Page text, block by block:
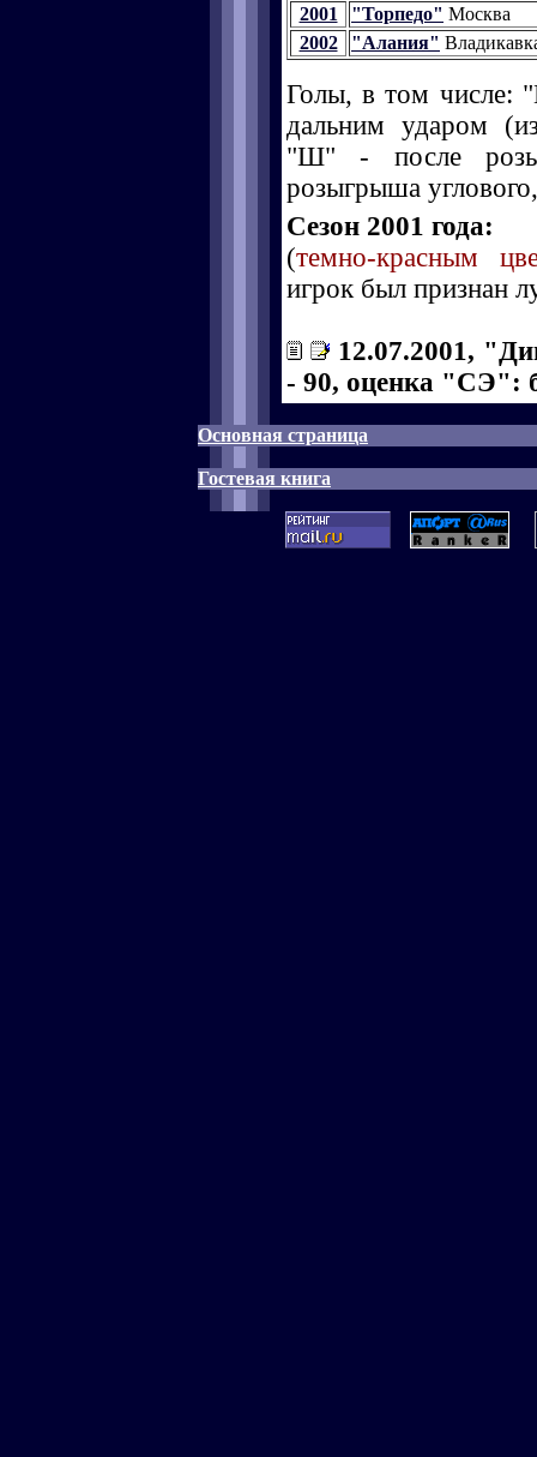
2001
"Торпедо" Москва
2002
"Алания"
Голы, в том числе:
дальним ударом
"Ш" - после
розыгрыша
Сезон 2001 года:
(темно-красным
игрок был признан
12.07.2001,
- 90, оценка "СЭ":
Основная страница
Гостевая книга